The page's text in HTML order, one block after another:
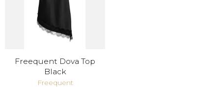
Freequent Dova Top
Black
Freequent